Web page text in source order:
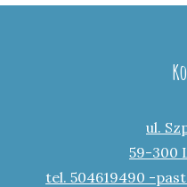
ul.
59-300
tel. 504619490 -